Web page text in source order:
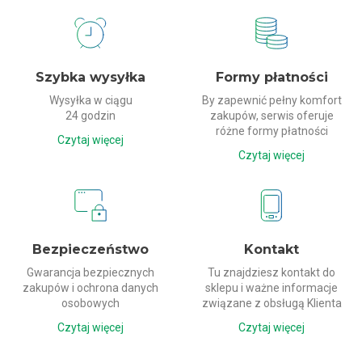
Dlaczego my?
Szybka wysyłka
Wysyłka w ciągu
24 godzin
Czytaj więcej
Formy płatności
By zapewnić pełny komfort
zakupów, serwis oferuje
różne formy płatności
Czytaj więcej
Bezpieczeństwo
Gwarancja bezpiecznych
zakupów i ochrona danych
osobowych
Czytaj więcej
Kontakt
Tu znajdziesz kontakt do
sklepu i ważne informacje
związane z obsługą Klienta
Czytaj więcej